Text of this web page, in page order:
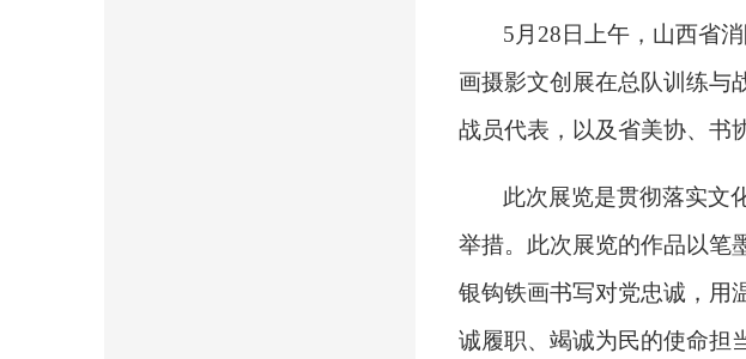
5月28日上午，山西省
画摄影文创展在总队训练与
战员代表，以及省美协、书
此次展览是贯彻落实文
举措。此次展览的作品以笔
银钩铁画书写对党忠诚，用
诚履职、竭诚为民的使命担